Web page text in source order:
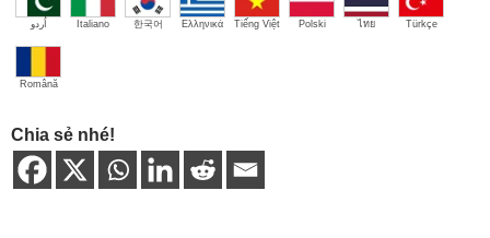
اُردو Italiano 한국어 Ελληνικά Tiếng Việt Polski ไทย Türkçe
Română
Chia sẻ nhé!